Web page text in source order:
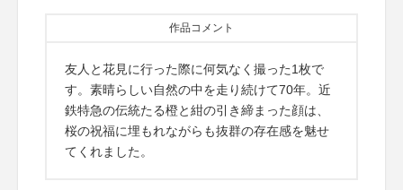
作品コメント
友人と花見に行った際に何気なく撮った1枚で
す。素晴らしい自然の中を走り続けて70年。近
鉄特急の伝統たる橙と紺の引き締まった顔は、
桜の祝福に埋もれながらも抜群の存在感を魅せ
てくれました。